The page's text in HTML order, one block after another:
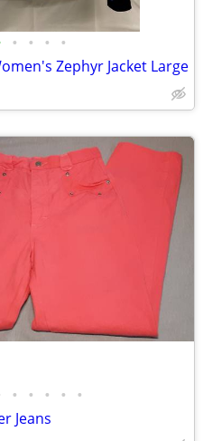
• • • •
Zephyr Jacket Large
• • • • •
Jeans